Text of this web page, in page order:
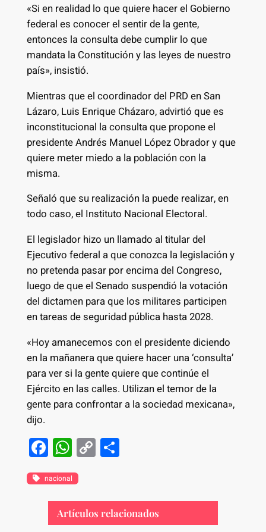
«Si en realidad lo que quiere hacer el Gobierno
federal es conocer el sentir de la gente,
entonces la consulta debe cumplir lo que
mandata la Constitución y las leyes de nuestro
país», insistió.
Mientras que el coordinador del PRD en San
Lázaro, Luis Enrique Cházaro, advirtió que es
inconstitucional la consulta que propone el
presidente Andrés Manuel López Obrador y que
quiere meter miedo a la población con la
misma.
Señaló que su realización la puede realizar, en
todo caso, el Instituto Nacional Electoral.
El legislador hizo un llamado al titular del
Ejecutivo federal a que conozca la legislación y
no pretenda pasar por encima del Congreso,
luego de que el Senado suspendió la votación
del dictamen para que los militares participen
en tareas de seguridad pública hasta 2028.
«Hoy amanecemos con el presidente diciendo
en la mañanera que quiere hacer una ‘consulta’
para ver si la gente quiere que continúe el
Ejército en las calles. Utilizan el temor de la
gente para confrontar a la sociedad mexicana»,
dijo.
F
a
c
e
b
W
h
at
s
A
C
o
y
Li
S
h
e
nacional
Artículos relacionados